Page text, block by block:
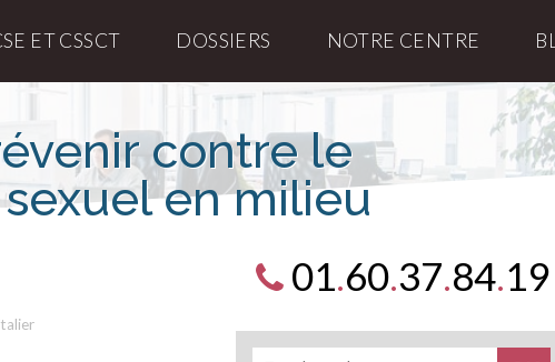
ET CSSCT DOSSIERS NOTRE CENTRE
contre le
en milieu
01.60.37.84.19